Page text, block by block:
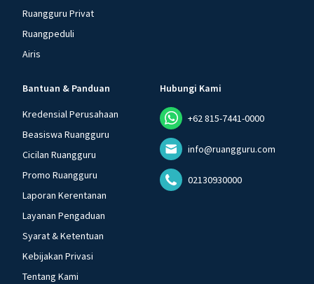
Ruangguru Privat
Ruangpeduli
Airis
Bantuan & Panduan
Kredensial Perusahaan
Beasiswa Ruangguru
Cicilan Ruangguru
Promo Ruangguru
Laporan Kerentanan
Layanan Pengaduan
Syarat & Ketentuan
Kebijakan Privasi
Tentang Kami
Hubungi Kami
+62 815-7441-0000
info@ruangguru.com
02130930000